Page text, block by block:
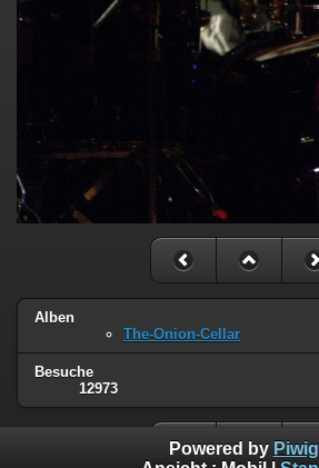
Alben
The-Onion-Cellar
Besuche
12973
Powered by